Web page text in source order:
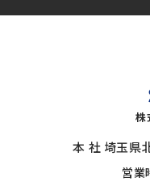
株
本 社 埼玉県
営業